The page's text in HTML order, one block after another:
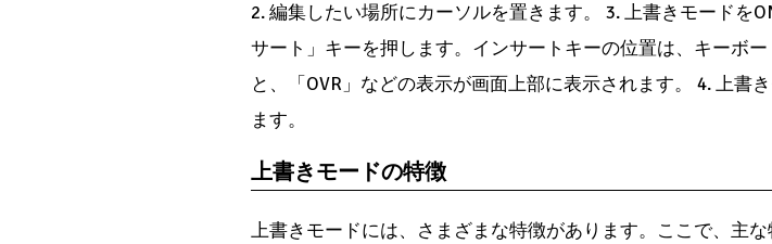
2. 編集したい場所にカーソルを置きます。 3. 上書きモードを
サート」キーを押します。インサートキーの位置は、キーボ
と、「OVR」などの表示が画面上部に表示されます。 4. 上書
ます。
上書きモードの特徴
上書きモードには、さまざまな特徴があります。ここで、主